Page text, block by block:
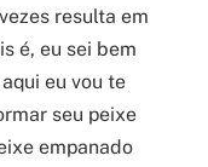
resulta em
é, eu sei bem
eu vou te
seu peixe
empanado